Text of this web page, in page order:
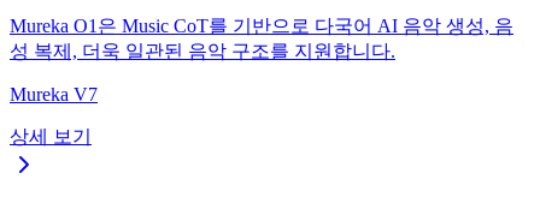
Mureka O1은 Music CoT를 기반으로 다국어 AI 음악 생성, 음
성 복제, 더욱 일관된 음악 구조를 지원합니다.
Mureka V7
상세 보기